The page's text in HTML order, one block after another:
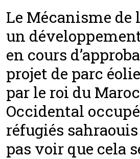
Le Mécanisme de
un
en cours
projet de parc
par le roi du
Occidental
réfugiés
pas voir que cela